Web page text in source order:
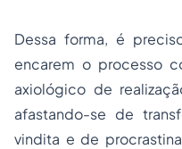
Dessa forma, é
encarem o processo
axiológico de
afastando-se de
vindita e de